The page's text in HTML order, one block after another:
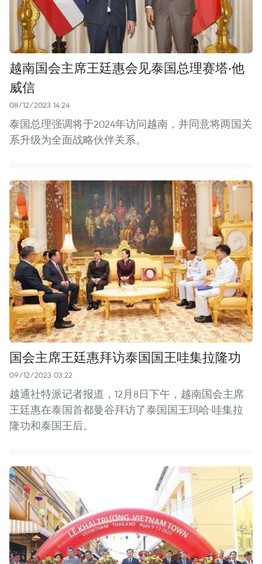
越南国会主席王廷惠会见泰国总理赛塔·他
威信
08/12/2023 14:24
泰国总理强调将于2024年访问越南，并同意将两国关
系升级为全面战略伙伴关系。
国会主席王廷惠拜访泰国国王哇集拉隆功
09/12/2023 03:22
越通社特派记者报道，12月8日下午，越南国会主席
王廷惠在泰国首都曼谷拜访了泰国国王玛哈·哇集拉
隆功和泰国王后。